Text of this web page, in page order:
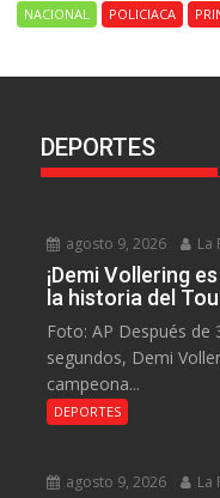
NACIONAL POLICIACA
DEPORTES
agosto 9, 2026 La
¡Demi Vollering
la historia del
Foto: AP Después de
segundos, Demi
campeona...
DEPORTES
agosto 9, 2026 La